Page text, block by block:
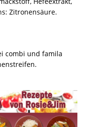
Zitronensäure.
combi und famila